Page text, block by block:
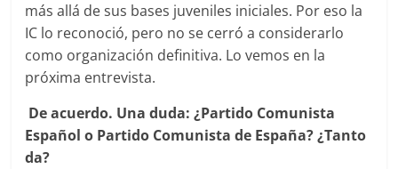
más allá de sus bases juveniles iniciales. Por eso la
IC lo reconoció, pero no se cerró a considerarlo
como organización definitiva. Lo vemos en la
próxima entrevista.
De acuerdo. Una duda: ¿Partido Comunista
Español o Partido Comunista de España? ¿Tanto
da?